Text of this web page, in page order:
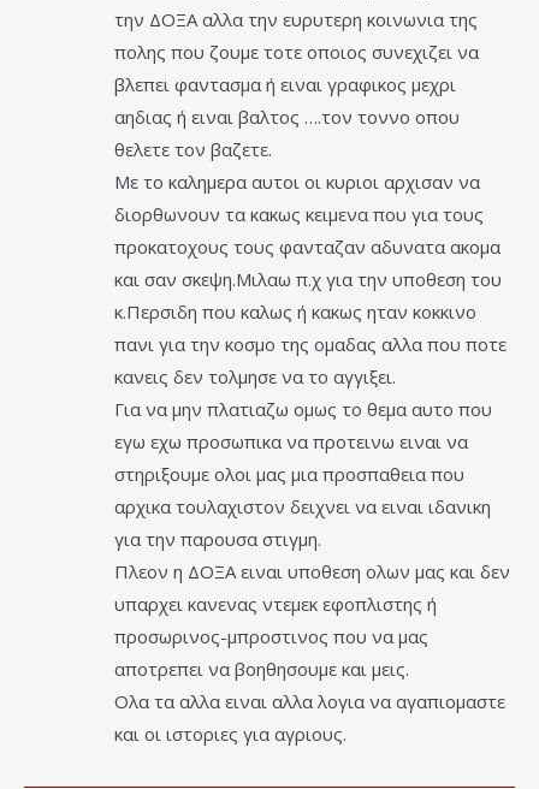
την ΔΟΞΑ αλλα την ευρυτερη κοινωνια της
πολης που ζουμε τοτε οποιος συνεχιζει να
βλεπει φαντασμα ή ειναι γραφικος μεχρι
αηδιας ή ειναι βαλτος ….τον τοννο οπου
θελετε τον βαζετε.
Με το καλημερα αυτοι οι κυριοι αρχισαν να
διορθωνουν τα κακως κειμενα που για τους
προκατοχους τους φανταζαν αδυνατα ακομα
και σαν σκεψη.Μιλαω π.χ για την υποθεση του
κ.Περσιδη που καλως ή κακως ηταν κοκκινο
πανι για την κοσμο της ομαδας αλλα που ποτε
κανεις δεν τολμησε να το αγγιξει.
Για να μην πλατιαζω ομως το θεμα αυτο που
εγω εχω προσωπικα να προτεινω ειναι να
στηριξουμε ολοι μας μια προσπαθεια που
αρχικα τουλαχιστον δειχνει να ειναι ιδανικη
για την παρουσα στιγμη.
Πλεον η ΔΟΞΑ ειναι υποθεση ολων μας και δεν
υπαρχει κανενας ντεμεκ εφοπλιστης ή
προσωρινος-μπροστινος που να μας
αποτρεπει να βοηθησουμε και μεις.
Ολα τα αλλα ειναι αλλα λογια να αγαπιομαστε
και οι ιστοριες για αγριους.